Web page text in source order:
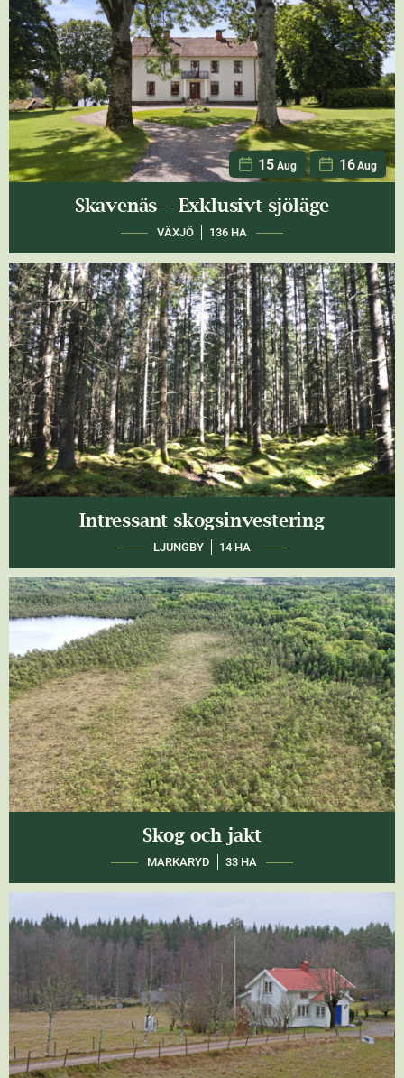
15 Aug 16 Aug
Skavenäs - Exklusivt sjöläge
VÄXJÖ 136 HA
Intressant skogsinvestering
LJUNGBY 14 HA
Skog och jakt
MARKARYD 33 HA